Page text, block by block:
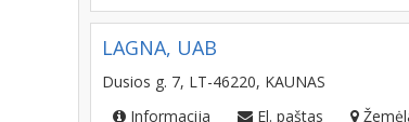
LAGNA, UAB
Dusios g. 7, LT-46220, KAUNAS
Informacija
El. paštas